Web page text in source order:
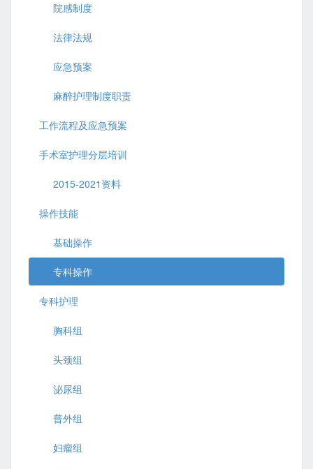
院感制度
法律法规
应急预案
麻醉护理制度职责
工作流程及应急预案
手术室护理分层培训
2015-2021资料
操作技能
基础操作
专科操作
专科护理
胸科组
头颈组
泌尿组
普外组
妇瘤组